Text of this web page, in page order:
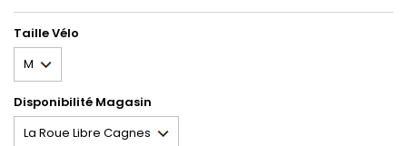
Taille Vélo
Disponibilité Magasin